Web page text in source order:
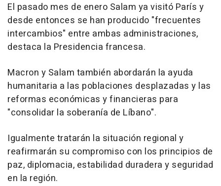
El pasado mes de enero Salam ya visitó París y
desde entonces se han producido "frecuentes
intercambios" entre ambas administraciones,
destaca la Presidencia francesa.
Macron y Salam también abordarán la ayuda
humanitaria a las poblaciones desplazadas y las
reformas económicas y financieras para
"consolidar la soberanía de Líbano".
Igualmente tratarán la situación regional y
reafirmarán su compromiso con los principios de
paz, diplomacia, estabilidad duradera y seguridad
en la región.